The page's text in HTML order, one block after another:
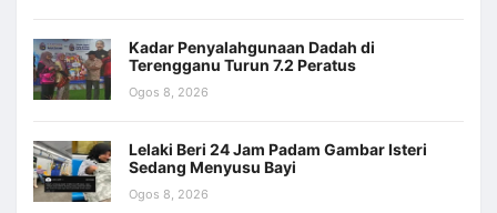
Kadar Penyalahgunaan Dadah di
Terengganu Turun 7.2 Peratus
Ogos 8, 2026
Lelaki Beri 24 Jam Padam Gambar Isteri
Sedang Menyusu Bayi
Ogos 8, 2026